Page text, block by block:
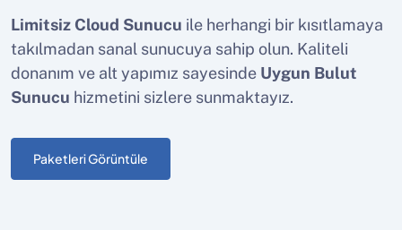
Limitsiz Cloud Sunucu ile herhangi bir kısıtlamaya
takılmadan sanal sunucuya sahip olun. Kaliteli
donanım ve alt yapımız sayesinde Uygun Bulut
Sunucu hizmetini sizlere sunmaktayız.
Paketleri Görüntüle